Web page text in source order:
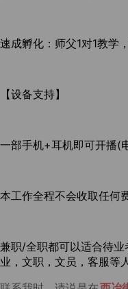
速成孵化：师父1对1教学
【设备支持】
一部手机+耳机即可开播(
本工作全程不会收取任何
兼职/全职都可以适合待
业，文职，文员，客服等